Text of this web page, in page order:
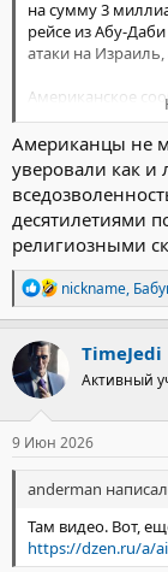
на сумму 3
рейсе из Абу-
атаки на
Американское
прекратит свои
осуществлен
приземлился в
Отметим при
продолжаются
Американцы не
уверовали как
десятилетиями
религиозными
Р
е
а
и
:
nickname,
TimeJedi
Активный
9 Июн 2026
anderman
Там видео. Вот,
https://dzen.ru/a/